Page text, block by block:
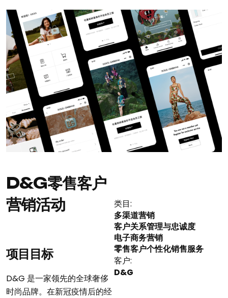
D&G零售客户
营销活动
项目目标
D&G 是一家领先的全球奢侈
时尚品牌。在新冠疫情后的经
类目:
多渠道营销
客户关系管理与忠诚度
电子商务营销
零售客户个性化销售服务
客户:
D&G